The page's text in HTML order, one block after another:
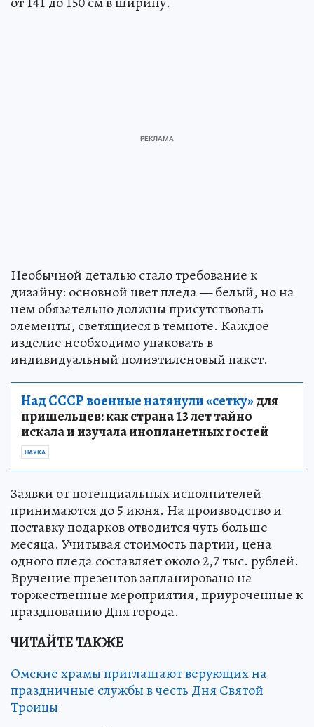
Необычной деталью стало требование к
дизайну: основной цвет пледа — белый, но на
нем обязательно должны присутствовать
элементы, светящиеся в темноте. Каждое
изделие необходимо упаковать в
индивидуальный полиэтиленовый пакет.
Над СССР военные натянули «сетку»для
пришельцев: как страна 13 лет тайно
искала и изучала инопланетных гостей
НАУКА
Заявки от потенциальных исполнителей
принимаются до 5 июня. На производство и
поставку подарков отводится чуть больше
месяца. Учитывая стоимость партии, цена
одного пледа составляет около 2,7 тыс. рублей.
Вручение презентов запланировано на
торжественные мероприятия, приуроченные к
празднованию Дня города.
ЧИТАЙТЕ ТАКЖЕ
Омские храмы приглашают верующих на
праздничные службы в честь Дня Святой
Троицы